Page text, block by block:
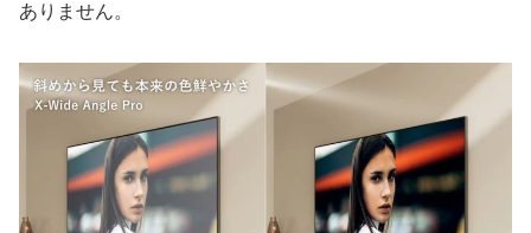
ありません。